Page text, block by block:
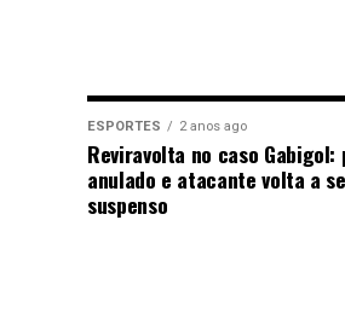
ESPORTES 2 anos ago
Reviravolta no caso Gabigol:
anulado e atacante volta a
suspenso